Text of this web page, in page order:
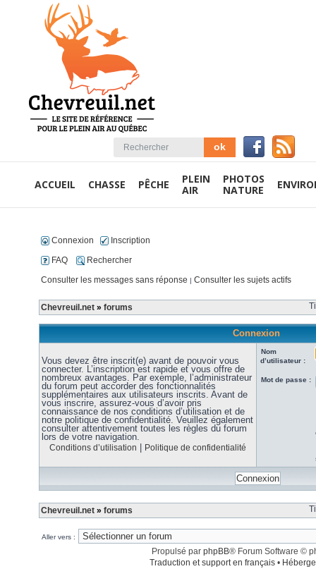
ACCUEIL CHASSE PÊCHE
PLEIN
AIR
PHOTOS
NATURE
Connexion
Inscription
FAQ
Rechercher
Consulter les messages sans réponse | Consulter les sujets actifs
Chevreuil.net » forums
Connexion
Vous devez être inscrit(e) avant de pouvoir vous
connecter. L’inscription est rapide et vous offre de
nombreux avantages. Par exemple, l’administrateur
du forum peut accorder des fonctionnalités
supplémentaires aux utilisateurs inscrits. Avant de
vous inscrire, assurez-vous d’avoir pris
connaissance de nos conditions d’utilisation et de
notre politique de confidentialité. Veuillez également
consulter attentivement toutes les règles du forum
lors de votre navigation.
Conditions d’utilisation Politique de confidentialité
Nom
d’utilisateur :
Mot de passe :
Chevreuil.net » forums
Aller vers :
Propulsé par phpBB® Forum Software ©
Traduction et support en français •